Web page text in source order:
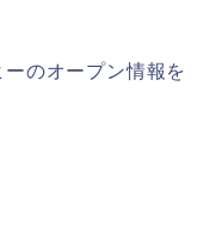
のオープン情報を